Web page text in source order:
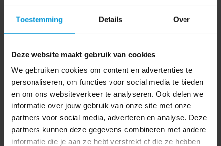
Toestemming Details Over
Deze website maakt gebruik van cookies
We gebruiken cookies om content en advertenties te
personaliseren, om functies voor social media te bieden
en om ons websiteverkeer te analyseren. Ook delen we
informatie over jouw gebruik van onze site met onze
partners voor social media, adverteren en analyse. Deze
partners kunnen deze gegevens combineren met andere
informatie die je aan ze hebt verstrekt of die ze hebben
zijn gemaakt van een hoge kwaliteit BPA-vrij en melaminevrij
polypropyleen (PP) dat geen geur of smaak afgeeft. Deze
gecontroleerde grondstoffen komen uitsluitend van
leveranciers binnen de EU.
Speciaal voor to-go-gebruik
De herbruikbare drinkbekers en herbruikbare deksels zijn